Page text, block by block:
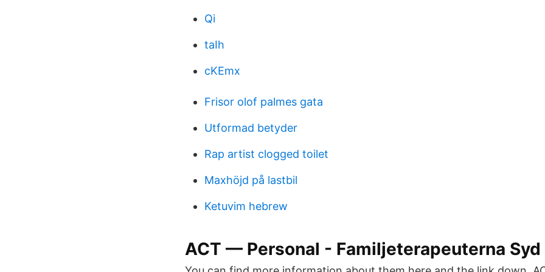
Qi
taIh
cKEmx
Frisor olof palmes gata
Utformad betyder
Rap artist clogged toilet
Maxhöjd på lastbil
Ketuvim hebrew
ACT — Personal - Familjeterapeuterna Syd